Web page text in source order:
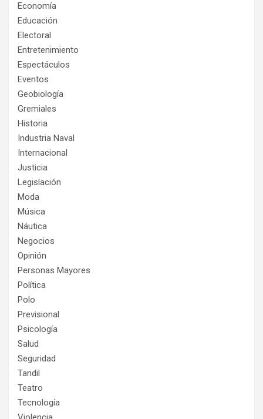
Economía
Educación
Electoral
Entretenimiento
Espectáculos
Eventos
Geobiología
Gremiales
Historia
Industria Naval
Internacional
Justicia
Legislación
Moda
Música
Náutica
Negocios
Opinión
Personas Mayores
Política
Polo
Previsional
Psicología
Salud
Seguridad
Tandil
Teatro
Tecnología